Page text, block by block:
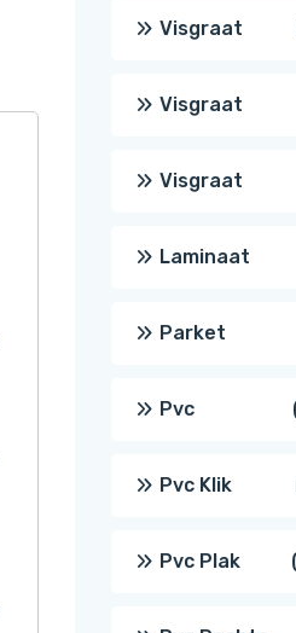
Visgraat
Visgraat
Visgraat
Laminaat
Parket
Pvc
Pvc Klik
Pvc Plak